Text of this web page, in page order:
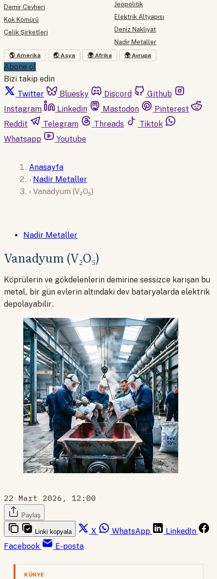
Demir Cevheri
Kok Kömürü
Çelik Şirketleri
Jeopolitik
Elektrik Altyapısı
Deniz Nakliyat
Nadir Metaller
🌎 Amerika 🌏 Asya 🌍 Afrika 🌍 Avrupa
Abone ol
Bizi takip edin
Twitter
Bluesky Discord
Github
Instagram
Linkedin Mastodon
Pinterest
Reddit
Telegram Threads
Tiktok
Whatsapp
Youtube
Anasayfa
› Nadir Metaller
› Vanadyum (V₂O₅)
Nadir Metaller
Vanadyum (V₂O₅)
Köprülerin ve gökdelenlerin demirine sessizce karışan bu
metal, bir gün evlerin altındaki dev bataryalarda elektrik
depolayabilir.
22 Mart 2026, 12:00
Paylaş
Linki kopyala X WhatsApp
LinkedIn
Facebook
E-posta
KÜNYE